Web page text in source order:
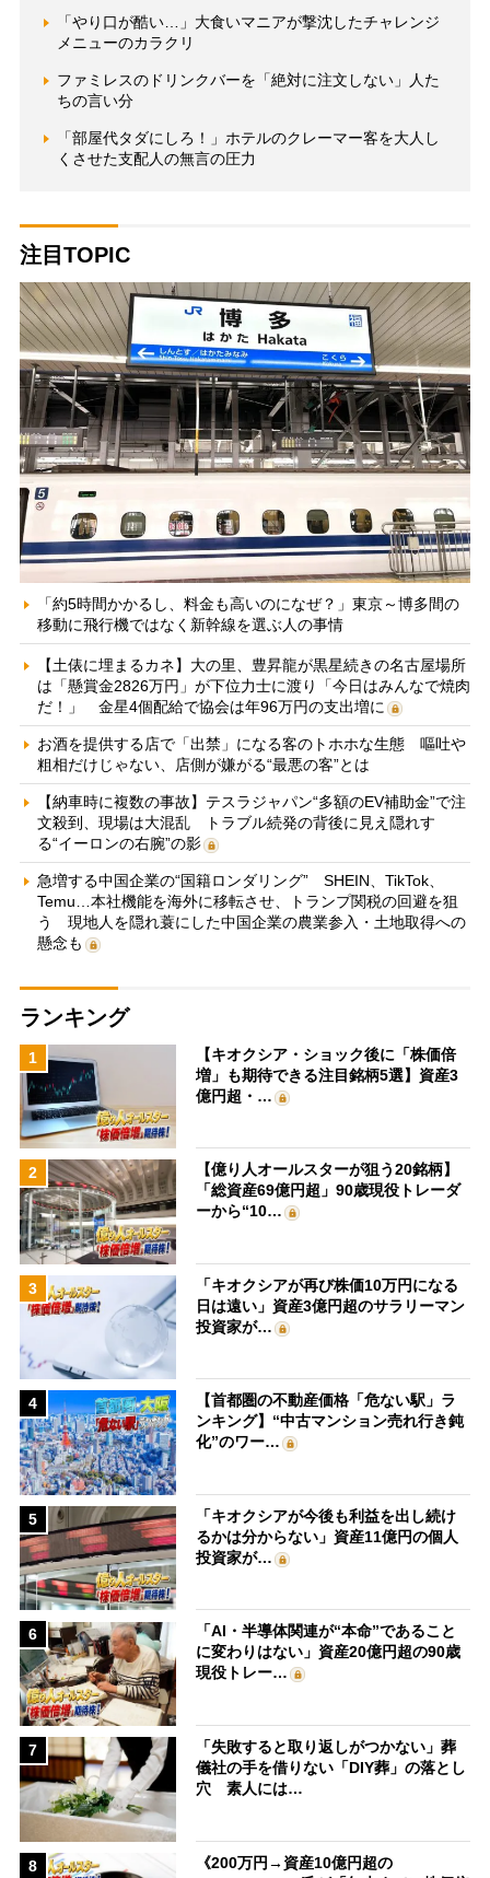
「やり口が酷い…」大食いマニアが撃沈したチャレンジ
メニューのカラクリ
ファミレスのドリンクバーを「絶対に注文しない」人た
ちの言い分
「部屋代タダにしろ！」ホテルのクレーマー客を大人し
くさせた支配人の無言の圧力
注目TOPIC
「約5時間かかるし、料金も高いのになぜ？」東京～博多間の
移動に飛行機ではなく新幹線を選ぶ人の事情
【土俵に埋まるカネ】大の里、豊昇龍が黒星続きの名古屋場所
は「懸賞金2826万円」が下位力士に渡り「今日はみんなで焼肉
だ！」 金星4個配給で協会は年96万円の支出増に
お酒を提供する店で「出禁」になる客のトホホな生態 嘔吐や
粗相だけじゃない、店側が嫌がる“最悪の客”とは
【納車時に複数の事故】テスラジャパン“多額のEV補助金”で注
文殺到、現場は大混乱 トラブル続発の背後に見え隠れす
る“イーロンの右腕”の影
急増する中国企業の“国籍ロンダリング” SHEIN、TikTok、
Temu…本社機能を海外に移転させ、トランプ関税の回避を狙
う 現地人を隠れ蓑にした中国企業の農業参入・土地取得への
懸念も
ランキング
1
【キオクシア・ショック後に「株価倍
増」も期待できる注目銘柄5選】資産3
億円超・…
2
【億り人オールスターが狙う20銘柄】
「総資産69億円超」90歳現役トレーダ
ーから“10…
3
「キオクシアが再び株価10万円になる
日は遠い」資産3億円超のサラリーマン
投資家が…
4
【首都圏の不動産価格「危ない駅」ラ
ンキング】“中古マンション売れ行き鈍
化”のワー…
5
「キオクシアが今後も利益を出し続け
るかは分からない」資産11億円の個人
投資家が…
6
「AI・半導体関連が“本命”であること
に変わりはない」資産20億円超の90歳
現役トレー…
7
「失敗すると取り返しがつかない」葬
儀社の手を借りない「DIY葬」の落とし
穴 素人には…
8
《200万円→資産10億円超の